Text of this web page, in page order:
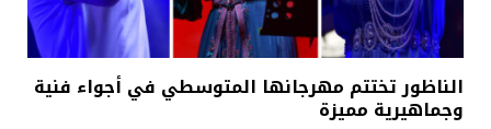
الناظور تختتم مهرجانها المتوسطي في أجواء فنية
وجماهيرية مميزة